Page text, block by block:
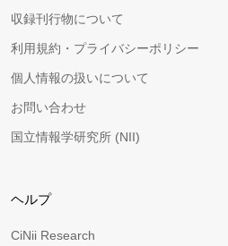
収録刊行物について
利用規約・プライバシーポリシー
個人情報の扱いについて
お問い合わせ
国立情報学研究所 (NII)
ヘルプ
CiNii Research